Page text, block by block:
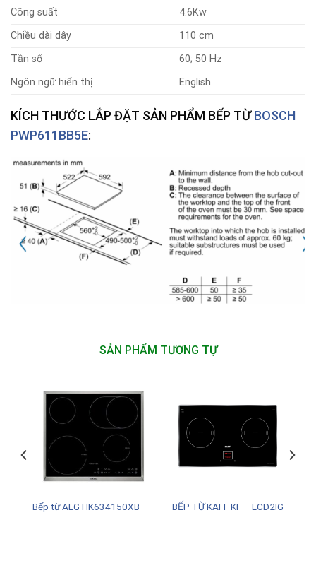
Công suất
4.6Kw
Chiều dài dây
110 cm
Tần số
60; 50 Hz
Ngôn ngữ hiển thị
English
KÍCH THƯỚC LẮP ĐẶT SẢN PHẨM BẾP TỪBOSCH
PWP611BB5E:
SẢN PHẨM TƯƠNG TỰ
Bếp từ AEG HK634150XB BẾP TỪ KAFF KF – LCD2IG